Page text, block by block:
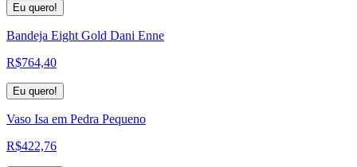
Eu quero!
Bandeja Eight Gold Dani Enne
R$764,40
Eu quero!
Vaso Isa em Pedra Pequeno
R$422,76